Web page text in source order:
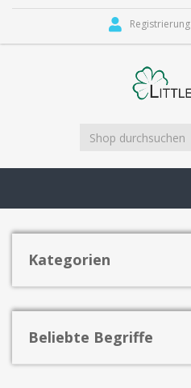
Registrierung
Kategorien
Beliebte Begriffe